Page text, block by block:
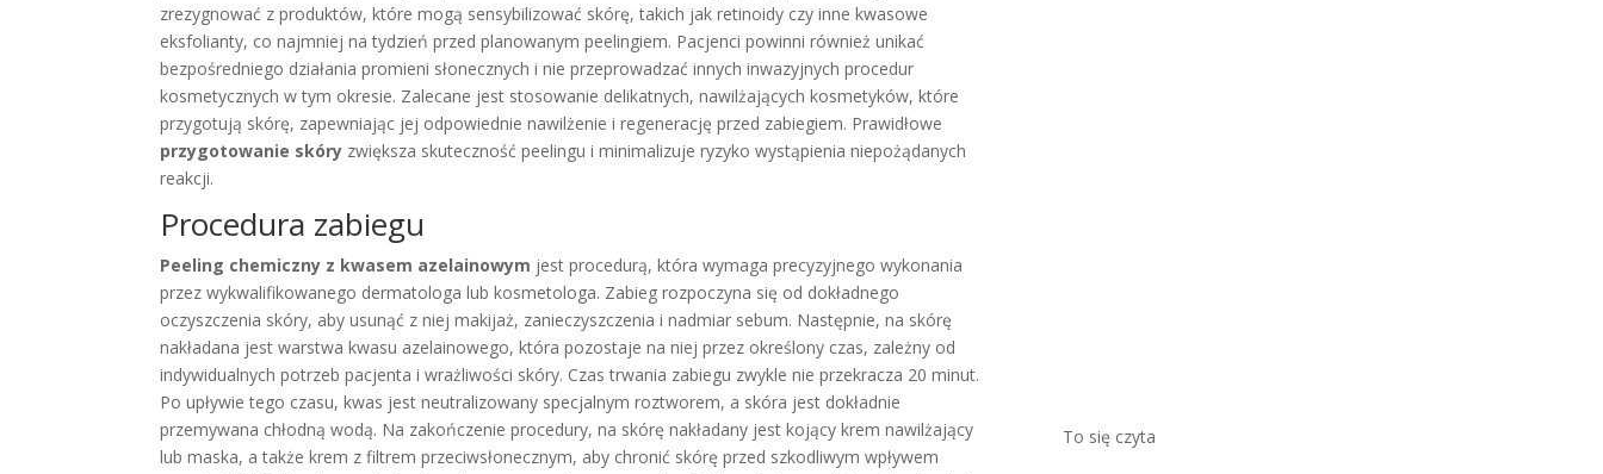
zrezygnować z produktów, które mogą sensybilizować skórę, takich jak retinoidy czy inne kwasowe
eksfolianty, co najmniej na tydzień przed planowanym peelingiem. Pacjenci powinni również unikać
bezpośredniego działania promieni słonecznych i nie przeprowadzać innych inwazyjnych procedur
kosmetycznych w tym okresie. Zalecane jest stosowanie delikatnych, nawilżających kosmetyków, które
przygotują skórę, zapewniając jej odpowiednie nawilżenie i regenerację przed zabiegiem. Prawidłowe
przygotowanie skóry zwiększa skuteczność peelingu i minimalizuje ryzyko wystąpienia niepożądanych
reakcji.
Procedura zabiegu
Peeling chemiczny z kwasem azelainowym jest procedurą, która wymaga precyzyjnego wykonania
przez wykwalifikowanego dermatologa lub kosmetologa. Zabieg rozpoczyna się od dokładnego
oczyszczenia skóry, aby usunąć z niej makijaż, zanieczyszczenia i nadmiar sebum. Następnie, na skórę
nakładana jest warstwa kwasu azelainowego, która pozostaje na niej przez określony czas, zależny od
indywidualnych potrzeb pacjenta i wrażliwości skóry. Czas trwania zabiegu zwykle nie przekracza 20 minut.
Po upływie tego czasu, kwas jest neutralizowany specjalnym roztworem, a skóra jest dokładnie
przemywana chłodną wodą. Na zakończenie procedury, na skórę nakładany jest kojący krem nawilżający
lub maska, a także krem z filtrem przeciwsłonecznym, aby chronić skórę przed szkodliwym wpływem
To się czyta